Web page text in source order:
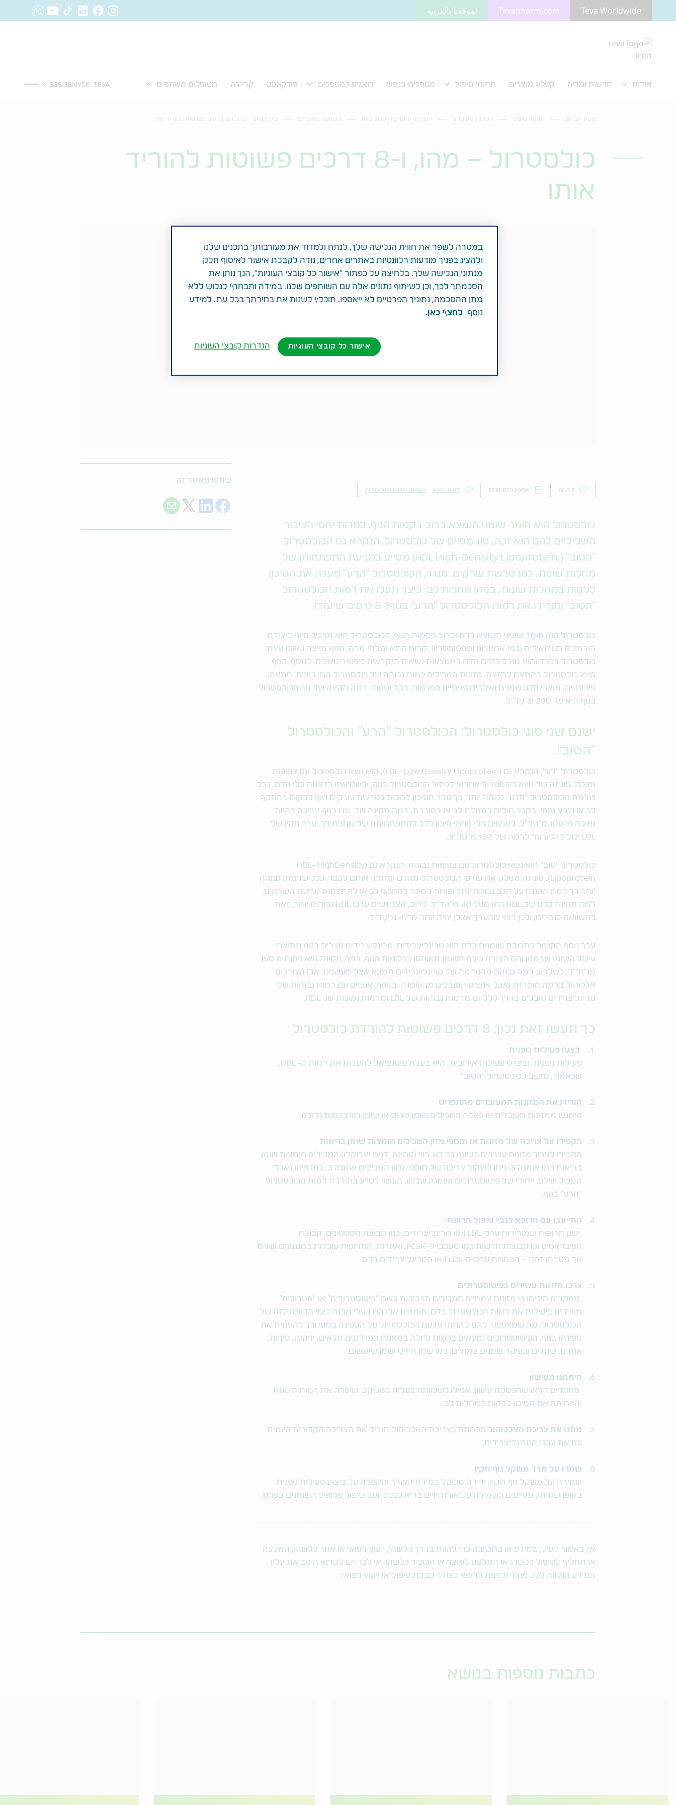
מעבר לתוכן המרכזי
Teva Worldwide
Tevapharm.com لموقعنا بالعربية
כולסטרול – מהו, ו-8 דרכים פשוטות להוריד
אותו
3 דקות אוקטובר 01, 2018 תחומי טיפול השמנה והפרעות מטבוליות
כולסטרול הוא חומר שומני הנמצא ברוב רקמות הגוף. למרות יחסי הציבור
השליליים להם הוא זכה, סוג מסוים של כולסטרול, הנקרא גם הכולסטרול
"הטוב" (,HDL High-Density Lipoprotein) מסייע במניעת התפתחותן של
מחלות שונות, כמו טרשת עורקים. מנגד, הכולסטרול "הרע" מעלה את הסיכון
ללקות במחלות שונות, בניהן מחלות לב. כיצד תעלו את רמות הכולסטרול
"הטוב" ותורידו את רמות הכולסטרול "הרע" בגוף? 8 טיפים שיעזרו
כולסטרול הוא חומר שומני הנמצא בדם וברוב רקמות הגוף. הכולסטרול הוא מרכיב חיוני ליצירת
הורמונים סטרואידים (כמו אסטרוגן וטסטוסטרון), קרום התא ומלחי מרה. הגוף מייצר באופן עצמי
כולסטרול בכבד והוא מובל בזרם הדם באמצעות נשאים הנקראים ליפופרוטאינים. בנוסף, הגוף
סופג כולסטרול בהתאם לתזונה. מזונות המכילים כמות גבוהה של כולסטרול הם: ביצים, חמאה,
פירות-ים, מוצרי חלב שמנים ואיברים פנימיים כמו מוח, כבד וטחול. רמה תקינה של סך הכולסטרול
בגוף היא עד 200 מ"ג\ד"ל.
ישנם שני סוגי כולסטרול: הכולסטרול "הרע" והכולסטרול
"הטוב".
כולסטרול "רע", הנקרא גם (LDL- Low Density Lipoprotein), הוא נשא כולסטרול עם צפיפות
נמוכה. סוג זה של נשא כולסטרול אחראי לפיזור הכולסטרול בגוף, ולשקיעתו בדפנות כלי הדם. ככל
שרמת הכולסטרול "הרע" גבוהה יותר, כך גובר הסיכון לחלות בטרשת עורקים ואף ללקות בהתקף
לב או שבץ מוחי. בקרב חולים במחלת לב או בסוכרת, רמה תקינה של LDL בגוף צריכה להיות
נמוכה מ-100 מ"ג\ד"ל. לאנשים בלי גורמי סיכון כלל להתפתחותה של מחלת לב, ערך תקין של
LDL יכול להגיע עד לרמה של 130 מ"ג\ד"צ.
כולסטרול "טוב" הוא נשא כולסטרול עם צפיפות גבוהה, הנקרא גם (HDL- HighDensity
Lipoprotein). סוג זה מסלק את עודפי הכולסטרול מהדם ומחזיר אותם לכבד, ככל שרמתו גבוהה
יותר כך רמת ההגנה על הלב גבוהה יותר ופוחת הסיכוי להתקף לב או להתפתות טרשת העורקים.
רמה תקינה בדם של HDL היא מעל 40 מ"ג\ד"ל. לרוב, אצל נשים ערכי HDL גבוהים יותר, זאת
בהשוואה לגברים, ולכן רצוי שהערך אצלן יהיה יותר מ־47 מ"ג\ד"ל.
ערך נוסף הקשור בתכולת שומנים בדם הוא טריגליצרידים. טריגליצרידים נוצרים בגוף מתוצרי
עיכול השומן שבמזון והם הצורה שבה השומן מאוחסן ברקמות הגוף. רמה תקינה היא פחות מ 150
מג"\ד"ל, כשלרוב רמה גבוהה מהנורמה של טריגליצרידים תמצא אצל מעשנים, אלו הצורכים
אלכוהול ברמה מופרזת ואצל אנשים הסובלים מהשמנה. בנוסף, אנשים עם רמות גבוהות של
טריגליצרידים סובלים בדרך כלל גם מרמות גבוהות של LDL ומרמות נמוכות של HDL.
כך תעשו זאת נכון: 8 דרכים פשוטות להורדת כולסטרול
בצעו פעילות גופנית
פעילות גופנית, ובפרט פעילות אירובית, היא בעלת פוטנציאל להעלות את רמות ה- HDL,
שכאמור, נחשב לכולסטרול "הטוב".
הורידו את המזונות המעובדים מהתפריט
הימנעו ממזונות מעובדים או כאלה המכילים שומן טרנס או שומן רווי בכמות גדולה.
הקפידו על צריכה של מזונות או תוספי מזון המכילים חומצות שומן בריאות
הקפידו לצרוך מזונות עשירים בשומן רב לא-רווי (טחינה, דגים ואבוקדו) המכילים חומצות שומן
בריאות כמו אומגה 3. ניתן לשקול צריכה של תוספי מזון המכילים אומגה 3, כמו פיטו גארד
המכיל שילוב ייחודי של פיטוסטרולים ואומגה שלוש, העשוי לסייע בהורדת רמות הכולסטרול
"הרע" בגוף.
התייעצו עם הרופא לגביי טיפול תרופתי
ישנן תרופות שמורידות ערכי LDL ו/או טריגליצרידים, כגון קבוצת הסטטינים, קבוצת
הפיבראטים וכן קבוצות חדשות כמו מעכבי PCSK-9, ואחרות התרופות עובדות במנגנונים שונים
אך מטרתן זהה – הפחתת ערכי ה-LDL ו/או הטריגליצרידים בדם.
צרכו מזונות עשירים בפיטוסטרולים
מחקרים הוכיחו כי מזונות צמחיים המכילים תרכובות בשם "פיטוסטרולים" או "סטרולים"
מורידים ביעילות את רמות הכולסטרול בדם. חומרים אלו הם בעלי מבנה כימי הדומה לזה של
הכולסטרול, מה שמאפשר להם להתחרות עם הכולסטרול על הספיגה במעי וכך להפחית את
ספיגתו בגוף. הפיטוסטרולים נמצאים בכמות גדולה במזונות כמו דגנים מלאים, ירקות, פירות,
אגוזים, שקדים ובעיקר שמנים צמחיים, כמו שמן תירס ושמן שומשום.
הימנעו מעישון
מחקרים הראו שהפסקת עישון, אפילו כשלוותה בעליה במשקל, שיפרה את רמות ה-HDL
והפחיתה את הסיכון ללקות במחלות לב.
מתנו את צריכת האלכוהול הפחתה בצריכת האלכוהול תוריד את הצריכה הקלורית היומית
וגם את ערכי הטריגליצרידים.
שמרו על מדד משקל גוף תקין
שמירה על משקל גוף תקין, ירידה משקל במידת הצורך והקפדה על ביצוע פעילות גופנית
באופן שגרתי, מסייעים בשמירה על אורח חיים בריא ככלל, ועל שיפור פרופיל השומנים בפרט.
אין באמור לעיל, במידע או בתשובה כדי להוות בדרך כלשהי, ייעוץ רפואי או אחר כלשהו, המלצה
או תחליף לטיפול כלשהו או המלצה למוצר או תכשיר כלשהו. אי לכך, יש לקרוא היטב את עלון
המידע הנלווה לכל מוצר ולפנות לרופא לצורך קבלת טיפול או ייעוץ רפואי.
שתפו מאמר זה
Share on Facebook
Share on LinkedIn
Share on Twitter
Share with E-mail
כתבות נוספות בנושא
במטרה לשפר את חווית הגלישה שלך, לנתח ולמדוד את מעורבותך בתכנים שלנו
ולהציג בפניך מודעות רלוונטיות באתרים אחרים, נודה לקבלת אישור לאיסוף חלק
מנתוני הגלישה שלך. בלחיצה על כפתור "אישור כל קובצי העוגיות", הנך נותן את
הסכמתך לכך, וכן לשיתוף נתונים אלה עם השותפים שלנו. במידה ותבחר\י לגלוש ללא
מתן ההסכמה, נתוניך הפרטיים לא ייאספו. תוכל/י לשנות את בחירתך בכל עת. למידע
נוסף
לחצ\י כאן.
אישור כל קובצי העוגיות הגדרות קובצי העוגיות